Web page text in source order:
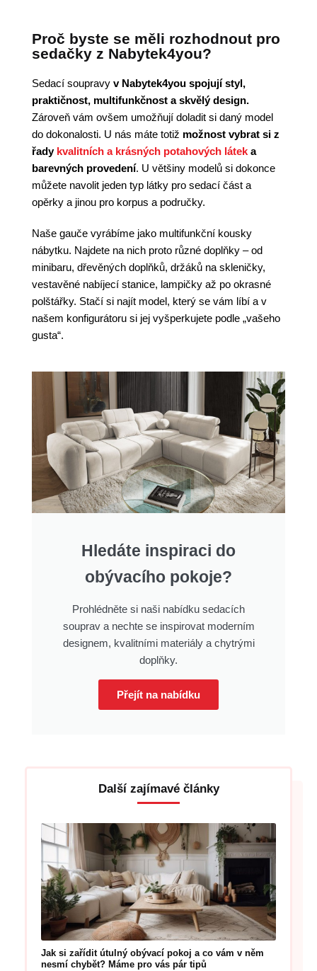
Proč byste se měli rozhodnout pro
sedačky z Nabytek4you?
Sedací soupravy v Nabytek4you spojují styl,
praktičnost, multifunkčnost a skvělý design.
Zároveň vám ovšem umožňují doladit si daný model
do dokonalosti. U nás máte totiž možnost vybrat si z
řady kvalitních a krásných potahových láteka
barevných provedení. U většiny modelů si dokonce
můžete navolit jeden typ látky pro sedací část a
opěrky a jinou pro korpus a područky.
Naše gauče vyrábíme jako multifunkční kousky
nábytku. Najdete na nich proto různé doplňky – od
minibaru, dřevěných doplňků, držáků na skleničky,
vestavěné nabíjecí stanice, lampičky až po okrasné
polštářky. Stačí si najít model, který se vám líbí a v
našem konfigurátoru si jej vyšperkujete podle „vašeho
gusta“.
Hledáte inspiraci do
obývacího pokoje?
Prohlédněte si naši nabídku sedacích
souprav a nechte se inspirovat moderním
designem, kvalitními materiály a chytrými
doplňky.
Přejít na nabídku
Další zajímavé články
Jak si zařídit útulný obývací pokoj a co vám v něm
nesmí chybět? Máme pro vás pár tipů